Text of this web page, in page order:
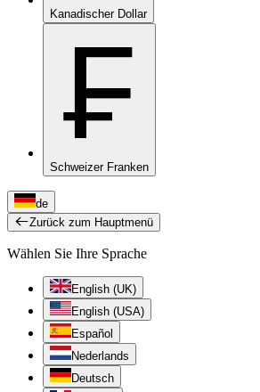
Kanadischer Dollar
₣
Schweizer Franken
de
Zurück zum Hauptmenü
Wählen Sie Ihre Sprache
English (UK)
English (USA)
Español
Nederlands
Deutsch